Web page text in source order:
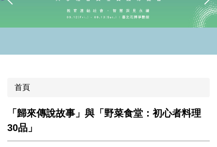
首頁
「歸來傳說故事」與「野菜食堂：初心者料理
30品」